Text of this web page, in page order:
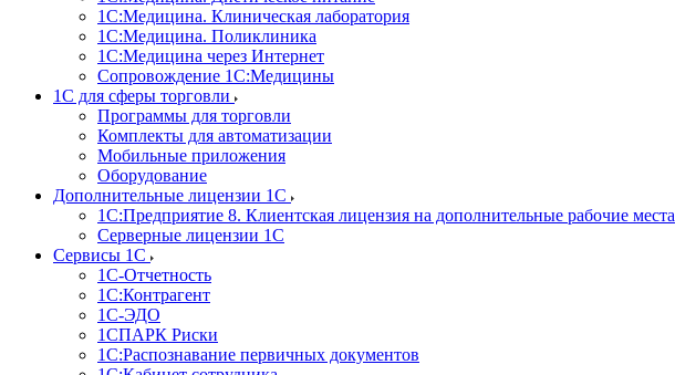
1С:Медицина. Клиническая лаборатория
1С:Медицина. Поликлиника
1С:Медицина через Интернет
Сопровождение 1С:Медицины
1С для сферы торговли
Программы для торговли
Комплекты для автоматизации
Мобильные приложения
Оборудование
Дополнительные лицензии 1С
1С:Предприятие 8. Клиентская лицензия на дополнительные рабочие места
Серверные лицензии 1С
Сервисы 1С
1С-Отчетность
1С:Контрагент
1С-ЭДО
1СПАРК Риски
1С:Распознавание первичных документов